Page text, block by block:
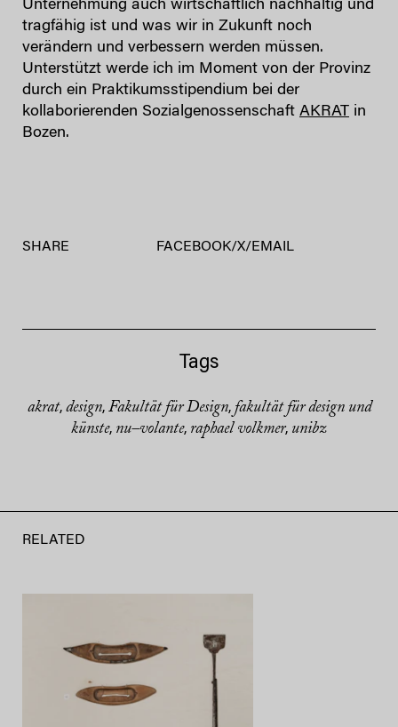
Unternehmung auch wirtschaftlich nachhaltig und
tragfähig ist und was wir in Zukunft noch
verändern und verbessern werden müssen.
Unterstützt werde ich im Moment von der Provinz
durch ein Praktikumsstipendium bei der
kollaborierenden Sozialgenossenschaft AKRAT in
Bozen.
SHARE FACEBOOK/X/EMAIL
Tags
akrat, design, Fakultät für Design, fakultät für design und
künste, nu–volante, raphael volkmer, unibz
RELATED